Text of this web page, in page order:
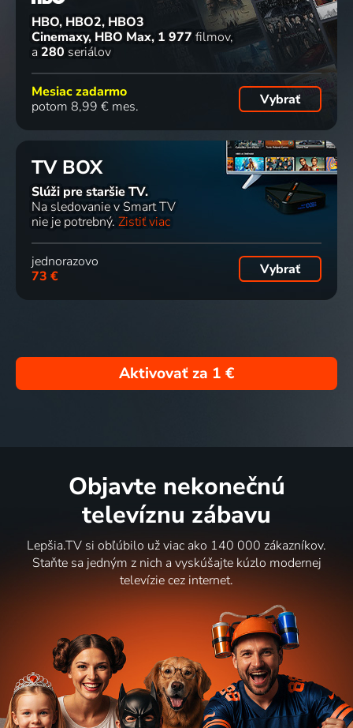
HBO, HBO2, HBO3
Cinemaxy, HBO Max 1 977 filmov
a 280 seriálov
Mesiac zadarmo
potom 8,99 € mes.
Vybrať
TV BOX
Slúži pre staršie TV.
Na sledovanie v Smart TV
nie je potrebný. Zistiť viac
jednorazovo
73 €
Vybrať
Aktivovať za 1 €
Objavte nekonečnú
televíznu zábavu
Lepšia.TV si obľúbilo už viac ako 140 000 zákazníkov.
Staňte sa jedným z nich a vyskúšajte kúzlo modernej
televízie cez internet.